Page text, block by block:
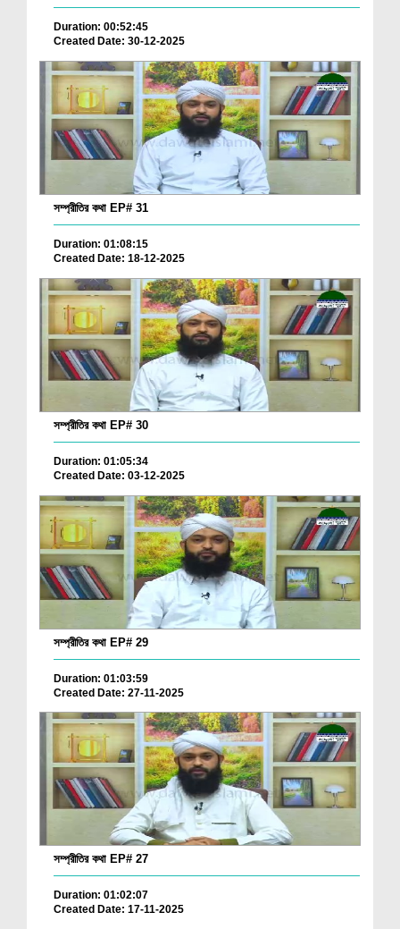
Duration: 00:52:45
Created Date: 30-12-2025
সম্প্রীতির কথা EP# 31
Duration: 01:08:15
Created Date: 18-12-2025
সম্প্রীতির কথা EP# 30
Duration: 01:05:34
Created Date: 03-12-2025
সম্প্রীতির কথা EP# 29
Duration: 01:03:59
Created Date: 27-11-2025
সম্প্রীতির কথা EP# 27
Duration: 01:02:07
Created Date: 17-11-2025